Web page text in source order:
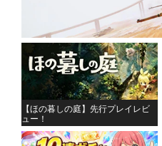
【ほの暮しの庭】先行プレイレビ
ュー！